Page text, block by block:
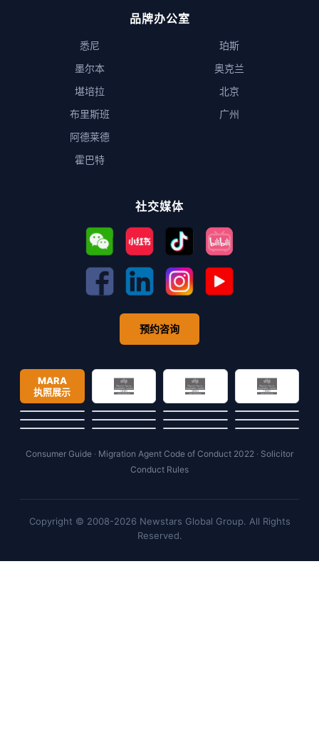
品牌办公室
悉尼
墨尔本
堪培拉
布里斯班
阿德莱德
霍巴特
珀斯
奥克兰
北京
广州
社交媒体
预约咨询
MARA
执照展示
Consumer Guide · Migration Agent Code of Conduct 2022 · Solicitor
Conduct Rules
Copyright © 2008-2026 Newstars Global Group. All Rights
Reserved.